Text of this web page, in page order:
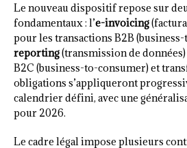
Le nouveau dispositif repose sur
fondamentaux : l’e-invoicing
pour les transactions B2B (business-
reporting(transmission de
B2C (business-to-consumer) et
obligations s’appliqueront
calendrier défini, avec une
pour 2026.
Le cadre légal impose plusieurs